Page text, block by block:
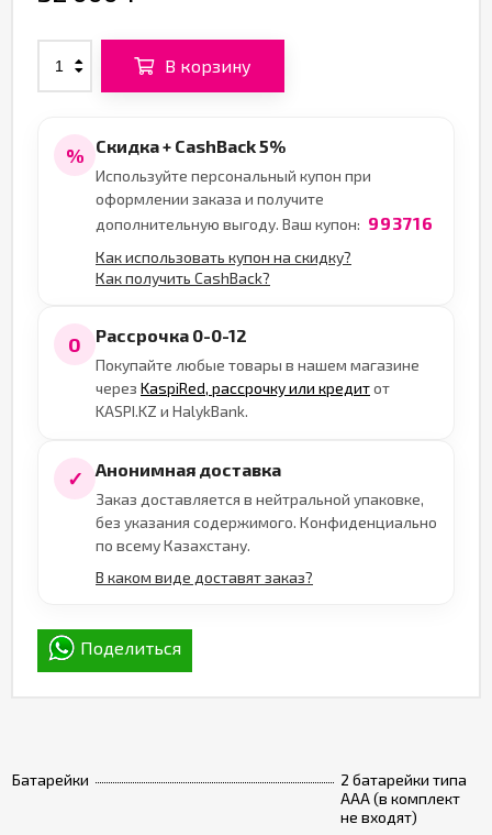
Батарейки
2 батарейки типа
ААА (в комплект
не входят)
В корзину
% Скидка + CashBack 5%
Используйте персональный купон при
оформлении заказа и получите
дополнительную выгоду. Ваш купон: 993716
Как использовать купон на скидку?
Как получить CashBack?
0 Рассрочка 0-0-12
Покупайте любые товары в нашем магазине
через KaspiRed, рассрочку или кредитот
KASPI.KZ и HalykBank.
✓ Анонимная доставка
Заказ доставляется в нейтральной упаковке,
без указания содержимого. Конфиденциально
по всему Казахстану.
В каком виде доставят заказ?
Поделиться